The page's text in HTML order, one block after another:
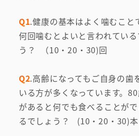
Q1.健康の基本はよく噛むこと
何回噛むとよいと言われている
う？ （10・20・30)回
Q2.高齢になってもご自身の歯
いる方が多くなっています。
があると何でも食べることが
るでしょう？ (10・20・30)本